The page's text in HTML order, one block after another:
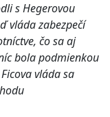
s Hegerovou
vláda zabezpečí
čo sa aj
bola podmienkou
vláda sa